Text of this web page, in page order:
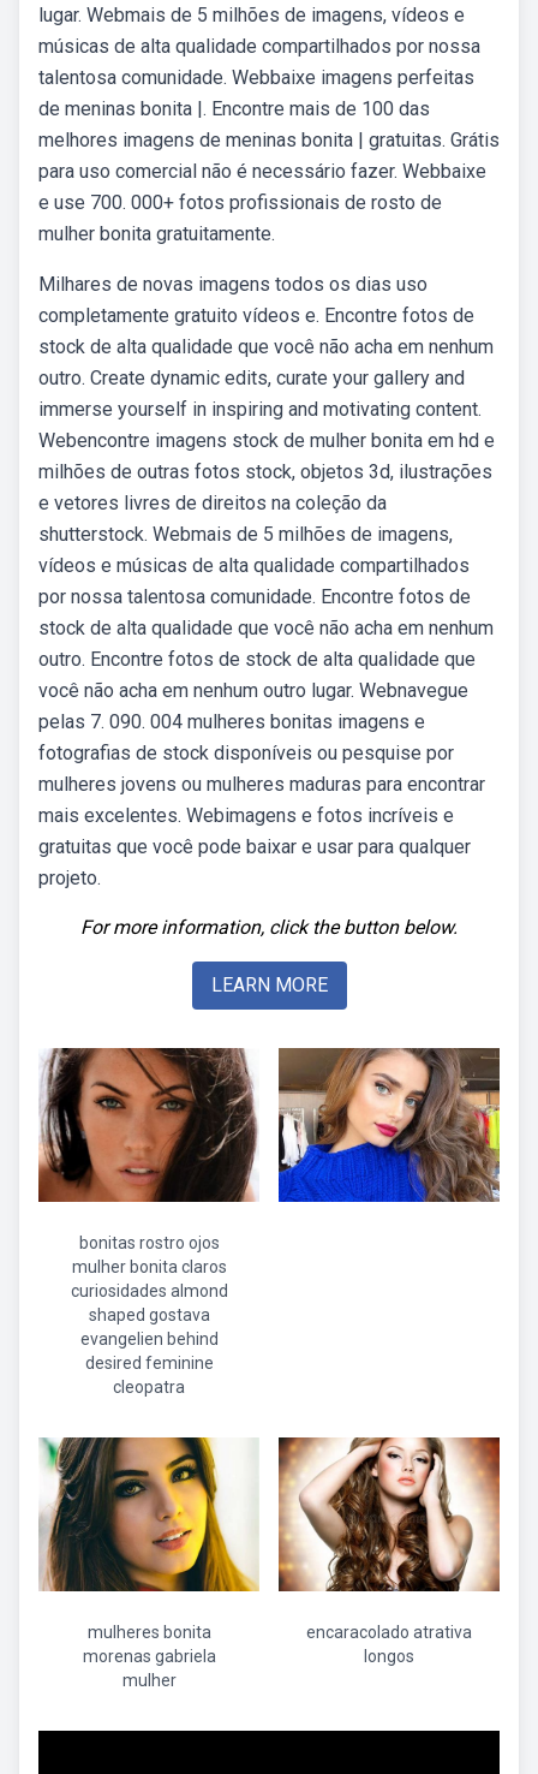
lugar. Webmais de 5 milhões de imagens, vídeos e
músicas de alta qualidade compartilhados por nossa
talentosa comunidade. Webbaixe imagens perfeitas
de meninas bonita |. Encontre mais de 100 das
melhores imagens de meninas bonita | gratuitas. Grátis
para uso comercial não é necessário fazer. Webbaixe
e use 700. 000+ fotos profissionais de rosto de
mulher bonita gratuitamente.
Milhares de novas imagens todos os dias uso
completamente gratuito vídeos e. Encontre fotos de
stock de alta qualidade que você não acha em nenhum
outro. Create dynamic edits, curate your gallery and
immerse yourself in inspiring and motivating content.
Webencontre imagens stock de mulher bonita em hd e
milhões de outras fotos stock, objetos 3d, ilustrações
e vetores livres de direitos na coleção da
shutterstock. Webmais de 5 milhões de imagens,
vídeos e músicas de alta qualidade compartilhados
por nossa talentosa comunidade. Encontre fotos de
stock de alta qualidade que você não acha em nenhum
outro. Encontre fotos de stock de alta qualidade que
você não acha em nenhum outro lugar. Webnavegue
pelas 7. 090. 004 mulheres bonitas imagens e
fotografias de stock disponíveis ou pesquise por
mulheres jovens ou mulheres maduras para encontrar
mais excelentes. Webimagens e fotos incríveis e
gratuitas que você pode baixar e usar para qualquer
projeto.
For more information, click the button below.
LEARN MORE
bonitas rostro ojos
mulher bonita claros
curiosidades almond
shaped gostava
evangelien behind
desired feminine
cleopatra
mulheres bonita
morenas gabriela
mulher
encaracolado atrativa
longos